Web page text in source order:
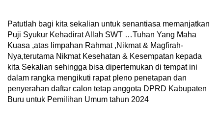
Patutlah bagi kita sekalian untuk senantiasa memanjatkan
Puji Syukur Kehadirat Allah SWT …Tuhan Yang Maha
Kuasa ,atas limpahan Rahmat ,Nikmat & Magfirah-
Nya,terutama Nikmat Kesehatan & Kesempatan kepada
kita Sekalian sehingga bisa dipertemukan di tempat ini
dalam rangka mengikuti rapat pleno penetapan dan
penyerahan daftar calon tetap anggota DPRD Kabupaten
Buru untuk Pemilihan Umum tahun 2024